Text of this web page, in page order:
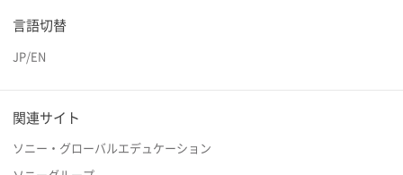
言語切替
JP/EN
関連サイト
ソニー・グローバルエデュケーション